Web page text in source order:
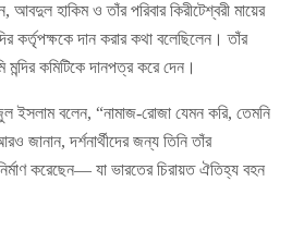
হাকিম ও তাঁর পরিবার কিরীটেশ্বরী মায়ের
কর্তৃপক্ষকে দান করার কথা বলেছিলেন। তাঁর
কমিটিকে দানপত্র করে দেন।
ইসলাম বলেন, “নামাজ-রোজা যেমন করি, তেমনি
জানান, দর্শনার্থীদের জন্য তিনি তাঁর
করেছেন— যা ভারতের চিরায়ত ঐতিহ্য বহন